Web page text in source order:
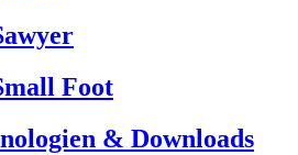
Foot
& Downloads